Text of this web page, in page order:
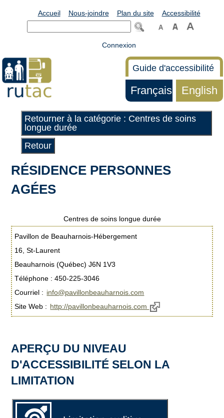
Accueil Nous-joindre Plan du site Accessibilité
Connexion
Guide d'accessibilité
Français English
Retourner à la catégorie : Centres de soins
longue durée
Retour
RÉSIDENCE PERSONNES
AGÉES
Centres de soins longue durée
Pavillon de Beauharnois-Hébergement
16, St-Laurent
Beauharnois (Québec) J6N 1V3
Téléphone : 450-225-3046
Courriel : info@pavillonbeauharnois.com
Site Web : http://pavillonbeauharnois.com
APERÇU DU NIVEAU
D'ACCESSIBILITÉ SELON LA
LIMITATION